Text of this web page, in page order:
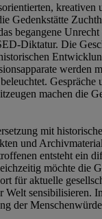
kreativen
Gedenkstätte
begangene
Diktatur. Die
werden
Gespräche
machen die
mit
und
entsteht ein
möchte die
für aktuelle
sensibilisieren.
der